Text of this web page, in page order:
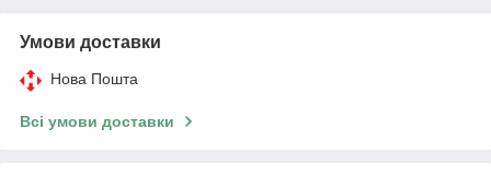
Умови доставки
Нова Пошта
Всі умови доставки